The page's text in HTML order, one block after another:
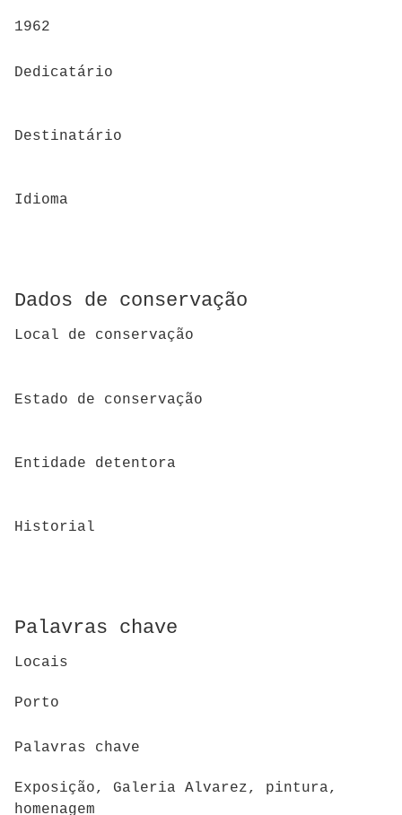
1962
Dedicatário
Destinatário
Idioma
Dados de conservação
Local de conservação
Estado de conservação
Entidade detentora
Historial
Palavras chave
Locais
Porto
Palavras chave
Exposição, Galeria Alvarez, pintura,
homenagem